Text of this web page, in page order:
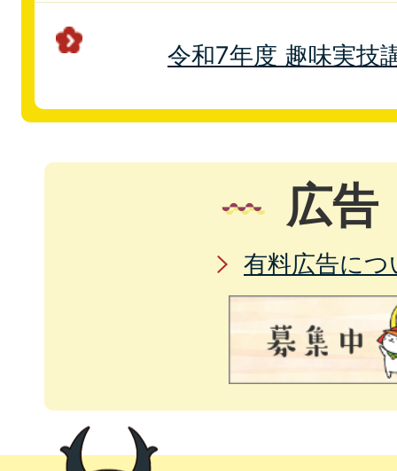
令和7年度 趣味実技
広告
有料広告につ